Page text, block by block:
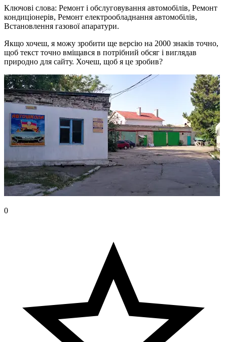
Ключові слова: Ремонт і обслуговування автомобілів, Ремонт
кондиціонерів, Ремонт електрообладнання автомобілів,
Встановлення газової апаратури.
Якщо хочеш, я можу зробити ще версію на 2000 знаків точно,
щоб текст точно вміщався в потрібний обсяг і виглядав
природно для сайту. Хочеш, щоб я це зробив?
0